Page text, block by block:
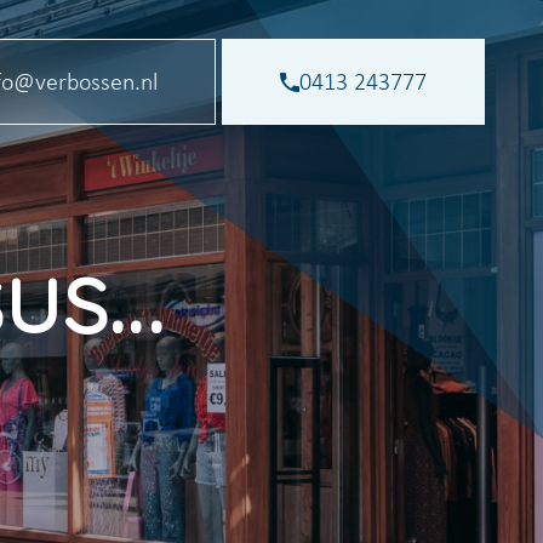
0413 243777